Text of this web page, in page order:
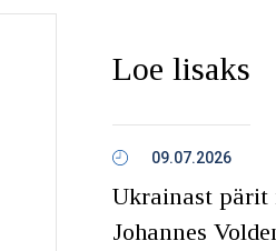
Loe lisaks
09.07.2026
Ukrainast pärit
Johannes